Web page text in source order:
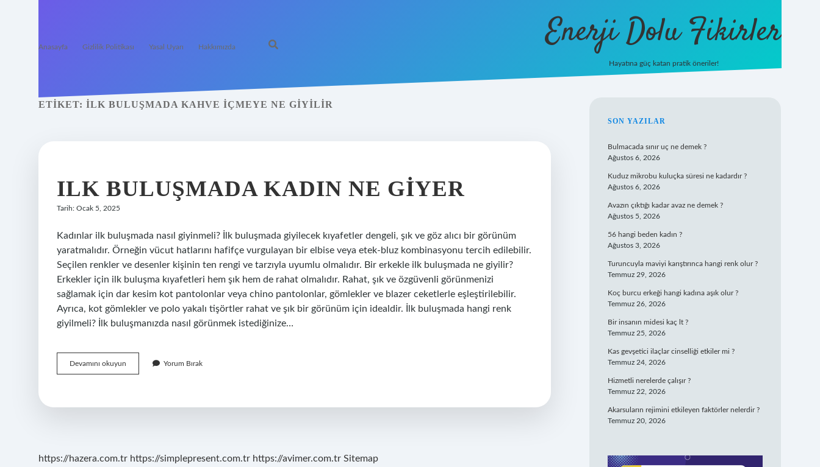
Anasayfa Gizlilik Politikası Yasal Uyarı Hakkımızda Enerji Dolu Fikirler
Hayatına güç katan pratik öneriler!
ETIKET: İLK BULUŞMADA KAHVE IÇMEYE NE GIYILIR
ILK BULUŞMADA KADIN NE GIYER
Tarih: Ocak 5, 2025
Kadınlar ilk buluşmada nasıl giyinmeli? İlk buluşmada giyilecek kıyafetler dengeli, şık ve göz alıcı bir görünüm
yaratmalıdır. Örneğin vücut hatlarını hafifçe vurgulayan bir elbise veya etek-bluz kombinasyonu tercih edilebilir.
Seçilen renkler ve desenler kişinin ten rengi ve tarzıyla uyumlu olmalıdır. Bir erkekle ilk buluşmada ne giyilir?
Erkekler için ilk buluşma kıyafetleri hem şık hem de rahat olmalıdır. Rahat, şık ve özgüvenli görünmenizi
sağlamak için dar kesim kot pantolonlar veya chino pantolonlar, gömlekler ve blazer ceketlerle eşleştirilebilir.
Ayrıca, kot gömlekler ve polo yakalı tişörtler rahat ve şık bir görünüm için idealdir. İlk buluşmada hangi renk
giyilmeli? İlk buluşmanızda nasıl görünmek istediğinize…
Devamını okuyun
Buluşmada
Giyer
Yorum Bırak
https://hazera.com.tr https://simplepresent.com.tr https://avimer.com.tr Sitemap
SIDEBAR
SON YAZILAR
Bulmacada sınır uç ne demek ?
Ağustos 6, 2026
Kuduz mikrobu kuluçka süresi ne kadardır ?
Ağustos 6, 2026
Avazın çıktığı kadar avaz ne demek ?
Ağustos 5, 2026
56 hangi beden kadın ?
Ağustos 3, 2026
Turuncuyla maviyi karıştırınca hangi renk olur ?
Temmuz 29, 2026
Koç burcu erkeği hangi kadına aşık olur ?
Temmuz 26, 2026
Bir insanın midesi kaç lt ?
Temmuz 25, 2026
Kas gevşetici ilaçlar cinselliği etkiler mi ?
Temmuz 24, 2026
Hizmetli nerelerde çalışır ?
Temmuz 22, 2026
Akarsuların rejimini etkileyen faktörler nelerdir ?
Temmuz 20, 2026